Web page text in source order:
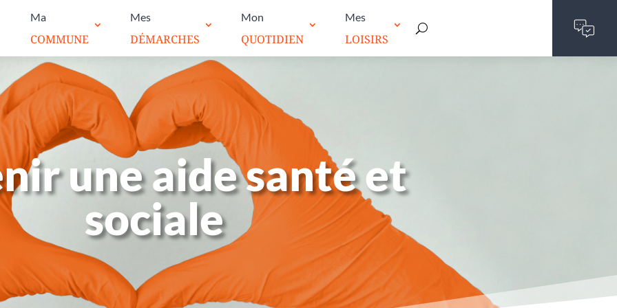
Ma
COMMUNE
Mes
DÉMARCHES
Mon
QUOTIDIEN
Mes
LOISIRS
une aide santé et
sociale